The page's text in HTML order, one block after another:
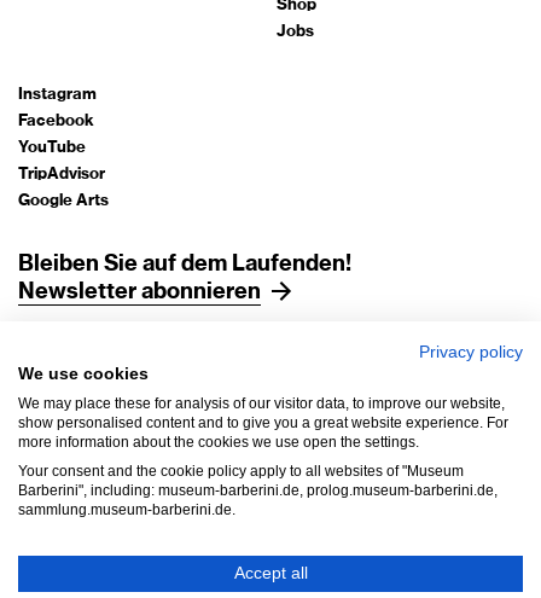
Shop
Jobs
Instagram
Facebook
YouTube
TripAdvisor
Google Arts
Bleiben Sie auf dem Laufenden!
Newsletter abonnieren
AGB
Hausordnung
Barrierefreiheit
Widerruf
Copyright © 2026 Museen der Hasso Plattner Foundation gGmbH,
Privacy policy
We use cookies
We may place these for analysis of our visitor data, to improve our website,
show personalised content and to give you a great website experience. For
more information about the cookies we use open the settings.
Your consent and the cookie policy apply to all websites of "Museum
Barberini", including: museum-barberini.de, prolog.museum-barberini.de,
sammlung.museum-barberini.de.
Accept all